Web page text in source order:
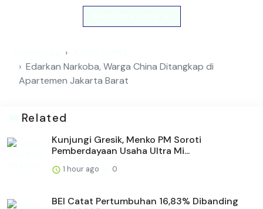
Edarkan Narkoba, Warga China Ditangkap di
Apartemen Jakarta Barat
Related
Kunjungi Gresik, Menko PM Soroti
Pemberdayaan Usaha Ultra Mi...
1 hour ago 0
BEI Catat Pertumbuhan 16,83% Dibanding